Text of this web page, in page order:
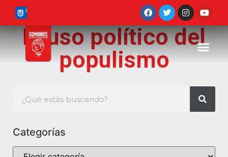
El uso político del
populismo
Categorías